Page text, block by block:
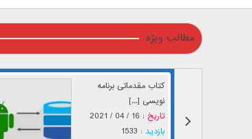
مطالب ویژه
کتاب مقدماتی برنامه
نویسی [...]
تاریخ : 16 / 04 / 2021
بازدید : 1533